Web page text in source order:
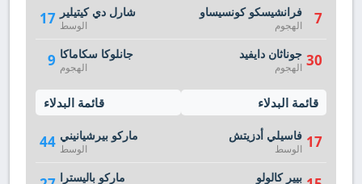
17 شارل دي كيتيلير
الوسط
9 جانلوكا سكاماكا
الهجوم
قائمة البدلاء
44 ماركو بيرشيانيني
الوسط
ماركو باليسترا
7 فرانشيسكو كونسيساو
الهجوم
30 جوناثان دايفيد
الهجوم
قائمة البدلاء
17 فاسيلي أدزيتش
الوسط
بيير كالولو